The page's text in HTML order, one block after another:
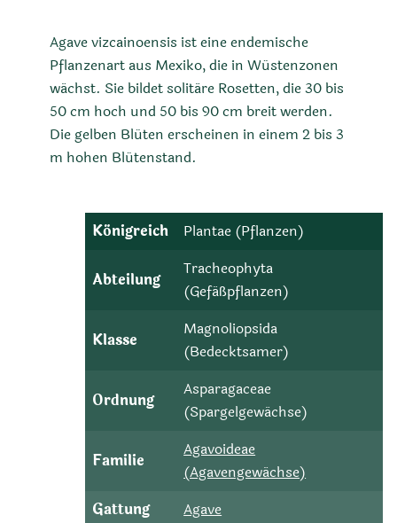
Agave vizcainoensis ist eine endemische
Pflanzenart aus Mexiko, die in Wüstenzonen
wächst. Sie bildet solitäre Rosetten, die 30 bis
50 cm hoch und 50 bis 90 cm breit werden.
Die gelben Blüten erscheinen in einem 2 bis 3
m hohen Blütenstand.
Königreich Plantae (Pflanzen)
Abteilung
Tracheophyta
(Gefäßpflanzen)
Klasse
Magnoliopsida
(Bedecktsamer)
Ordnung
Asparagaceae
(Spargelgewächse)
Familie
Agavoideae
(Agavengewächse)
Gattung
Agave